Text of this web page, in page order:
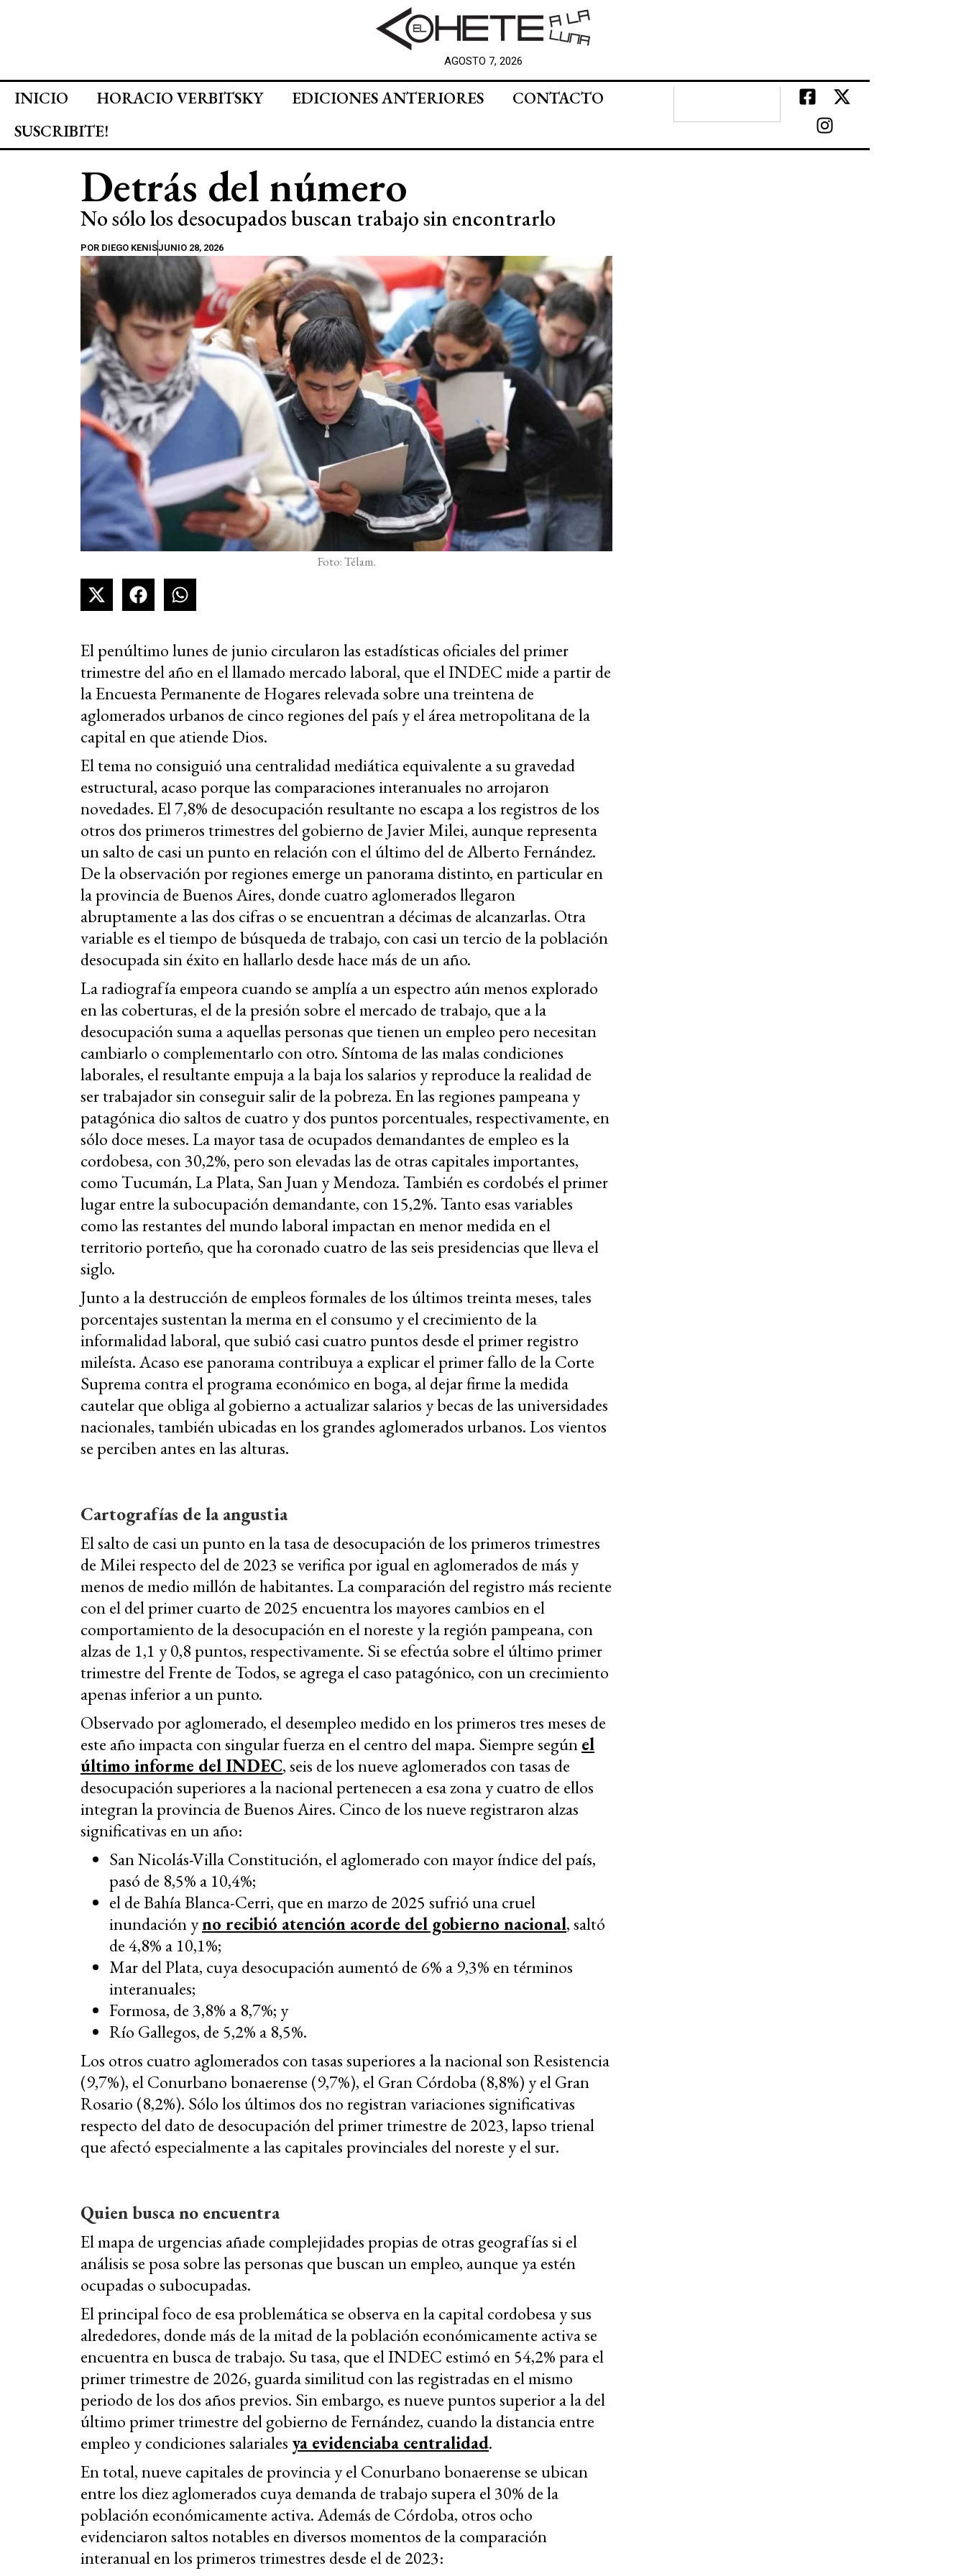
AGOSTO 7, 2026
INICIO HORACIO VERBITSKY EDICIONES ANTERIORES
CONTACTO
SUSCRIBITE!
Detrás del número
No sólo los desocupados buscan trabajo sin encontrarlo
POR DIEGO KENISJUNIO 28, 2026
Foto: Télam.
El penúltimo lunes de junio circularon las estadísticas oficiales del primer
trimestre del año en el llamado mercado laboral, que el INDEC mide a partir de
la Encuesta Permanente de Hogares relevada sobre una treintena de
aglomerados urbanos de cinco regiones del país y el área metropolitana de la
capital en que atiende Dios.
El tema no consiguió una centralidad mediática equivalente a su gravedad
estructural, acaso porque las comparaciones interanuales no arrojaron
novedades. El 7,8% de desocupación resultante no escapa a los registros de los
otros dos primeros trimestres del gobierno de Javier Milei, aunque representa
un salto de casi un punto en relación con el último del de Alberto Fernández.
De la observación por regiones emerge un panorama distinto, en particular en
la provincia de Buenos Aires, donde cuatro aglomerados llegaron
abruptamente a las dos cifras o se encuentran a décimas de alcanzarlas. Otra
variable es el tiempo de búsqueda de trabajo, con casi un tercio de la población
desocupada sin éxito en hallarlo desde hace más de un año.
La radiografía empeora cuando se amplía a un espectro aún menos explorado
en las coberturas, el de la presión sobre el mercado de trabajo, que a la
desocupación suma a aquellas personas que tienen un empleo pero necesitan
cambiarlo o complementarlo con otro. Síntoma de las malas condiciones
laborales, el resultante empuja a la baja los salarios y reproduce la realidad de
ser trabajador sin conseguir salir de la pobreza. En las regiones pampeana y
patagónica dio saltos de cuatro y dos puntos porcentuales, respectivamente, en
sólo doce meses. La mayor tasa de ocupados demandantes de empleo es la
cordobesa, con 30,2%, pero son elevadas las de otras capitales importantes,
como Tucumán, La Plata, San Juan y Mendoza. También es cordobés el primer
lugar entre la subocupación demandante, con 15,2%. Tanto esas variables
como las restantes del mundo laboral impactan en menor medida en el
territorio porteño, que ha coronado cuatro de las seis presidencias que lleva el
siglo.
Junto a la destrucción de empleos formales de los últimos treinta meses, tales
porcentajes sustentan la merma en el consumo y el crecimiento de la
informalidad laboral, que subió casi cuatro puntos desde el primer registro
mileísta. Acaso ese panorama contribuya a explicar el primer fallo de la Corte
Suprema contra el programa económico en boga, al dejar firme la medida
cautelar que obliga al gobierno a actualizar salarios y becas de las universidades
nacionales, también ubicadas en los grandes aglomerados urbanos. Los vientos
se perciben antes en las alturas.
Cartografías de la angustia
El salto de casi un punto en la tasa de desocupación de los primeros trimestres
de Milei respecto del de 2023 se verifica por igual en aglomerados de más y
menos de medio millón de habitantes. La comparación del registro más reciente
con el del primer cuarto de 2025 encuentra los mayores cambios en el
comportamiento de la desocupación en el noreste y la región pampeana, con
alzas de 1,1 y 0,8 puntos, respectivamente. Si se efectúa sobre el último primer
trimestre del Frente de Todos, se agrega el caso patagónico, con un crecimiento
apenas inferior a un punto.
Observado por aglomerado, el desempleo medido en los primeros tres meses de
este año impacta con singular fuerza en el centro del mapa. Siempre segúnel
último informe del INDEC, seis de los nueve aglomerados con tasas de
desocupación superiores a la nacional pertenecen a esa zona y cuatro de ellos
integran la provincia de Buenos Aires. Cinco de los nueve registraron alzas
significativas en un año:
San Nicolás-Villa Constitución, el aglomerado con mayor índice del país,
pasó de 8,5% a 10,4%;
el de Bahía Blanca-Cerri, que en marzo de 2025 sufrió una cruel
inundación yno recibió atención acorde del gobierno nacional, saltó
de 4,8% a 10,1%;
Mar del Plata, cuya desocupación aumentó de 6% a 9,3% en términos
interanuales;
Formosa, de 3,8% a 8,7%; y
Río Gallegos, de 5,2% a 8,5%.
Los otros cuatro aglomerados con tasas superiores a la nacional son Resistencia
(9,7%), el Conurbano bonaerense (9,7%), el Gran Córdoba (8,8%) y el Gran
Rosario (8,2%). Sólo los últimos dos no registran variaciones significativas
respecto del dato de desocupación del primer trimestre de 2023, lapso trienal
que afectó especialmente a las capitales provinciales del noreste y el sur.
Quien busca no encuentra
El mapa de urgencias añade complejidades propias de otras geografías si el
análisis se posa sobre las personas que buscan un empleo, aunque ya estén
ocupadas o subocupadas.
El principal foco de esa problemática se observa en la capital cordobesa y sus
alrededores, donde más de la mitad de la población económicamente activa se
encuentra en busca de trabajo. Su tasa, que el INDEC estimó en 54,2% para el
primer trimestre de 2026, guarda similitud con las registradas en el mismo
periodo de los dos años previos. Sin embargo, es nueve puntos superior a la del
último primer trimestre del gobierno de Fernández, cuando la distancia entre
empleo y condiciones salariales ya evidenciaba centralidad.
En total, nueve capitales de provincia y el Conurbano bonaerense se ubican
entre los diez aglomerados cuya demanda de trabajo supera el 30% de la
población económicamente activa. Además de Córdoba, otros ocho
evidenciaron saltos notables en diversos momentos de la comparación
interanual en los primeros trimestres desde el de 2023: